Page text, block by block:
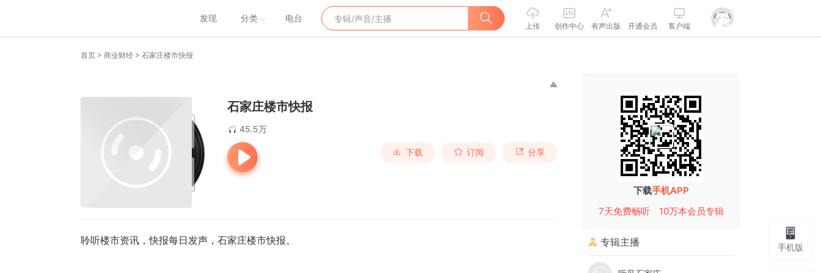
发现 分类 电台
上传 创作中心 有声出版 开通会员 客户端
首页 > 商业财经 > 石家庄楼市快报
石家庄楼市快报
45.5万
下载 订阅 分享
聆听楼市资讯，快报每日发声，石家庄楼市快报。
下载手机APP
7天免费畅听
10万本会员专辑
专辑主播 手机版